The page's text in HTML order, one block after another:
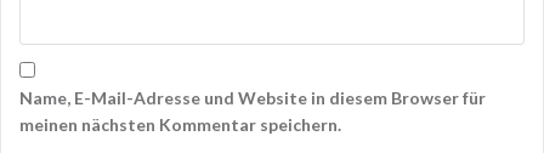
Name, E-Mail-Adresse und Website in diesem Browser für
meinen nächsten Kommentar speichern.